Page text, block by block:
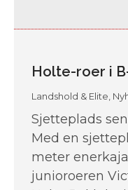
Holte-roer i
Landshold & Elite,
Sjetteplads
Med en
meter
junioroeren